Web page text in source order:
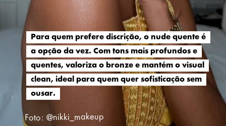
Para quem prefere discrição, o nude quente é
a opção da vez. Com tons mais profundos e
quentes, valoriza o bronze e mantém o visual
clean, ideal para quem quer sofisticação sem
ousar.
Para quem prefere discrição, o nude quente é
a opção da vez. Com tons mais profundos e
quentes, valoriza o bronze e mantém o visual
clean, ideal para quem quer sofisticação sem
ousar.
Foto: @nikki_makeup